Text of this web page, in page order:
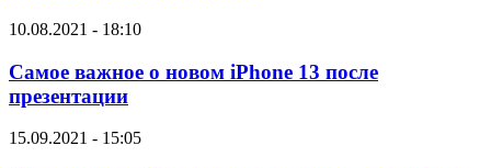
10.08.2021 - 18:10
Самое важное о новом iPhone 13 после
презентации
15.09.2021 - 15:05